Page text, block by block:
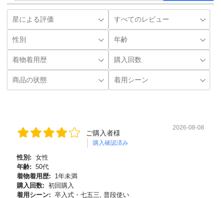
ご購入者様
購入確認済み
2026-08-08
性別: 女性
年齢: 50代
着物着用歴:
1年未満
購入回数: 初回購入
着用シーン: 卒入式・七五三, 普段使い